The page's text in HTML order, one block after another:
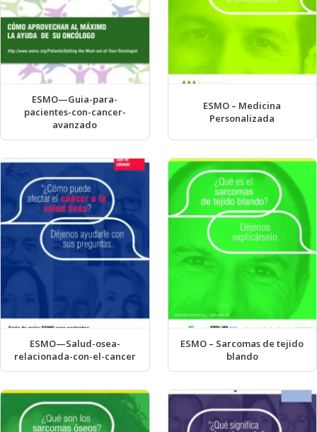
ESMO—Guia-para-
pacientes-con-cancer-
avanzado
ESMO – Medicina
Personalizada
ESMO—Salud-osea-
relacionada-con-el-cancer
ESMO – Sarcomas de tejido
blando